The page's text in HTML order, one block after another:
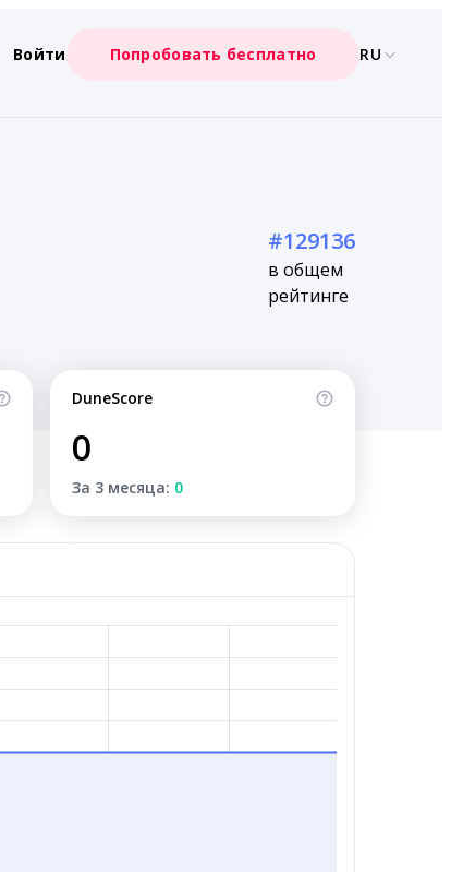
Войти Попробовать бесплатно RU
#129136
в общем
рейтинге
DuneScore
0
За 3 месяца: 0